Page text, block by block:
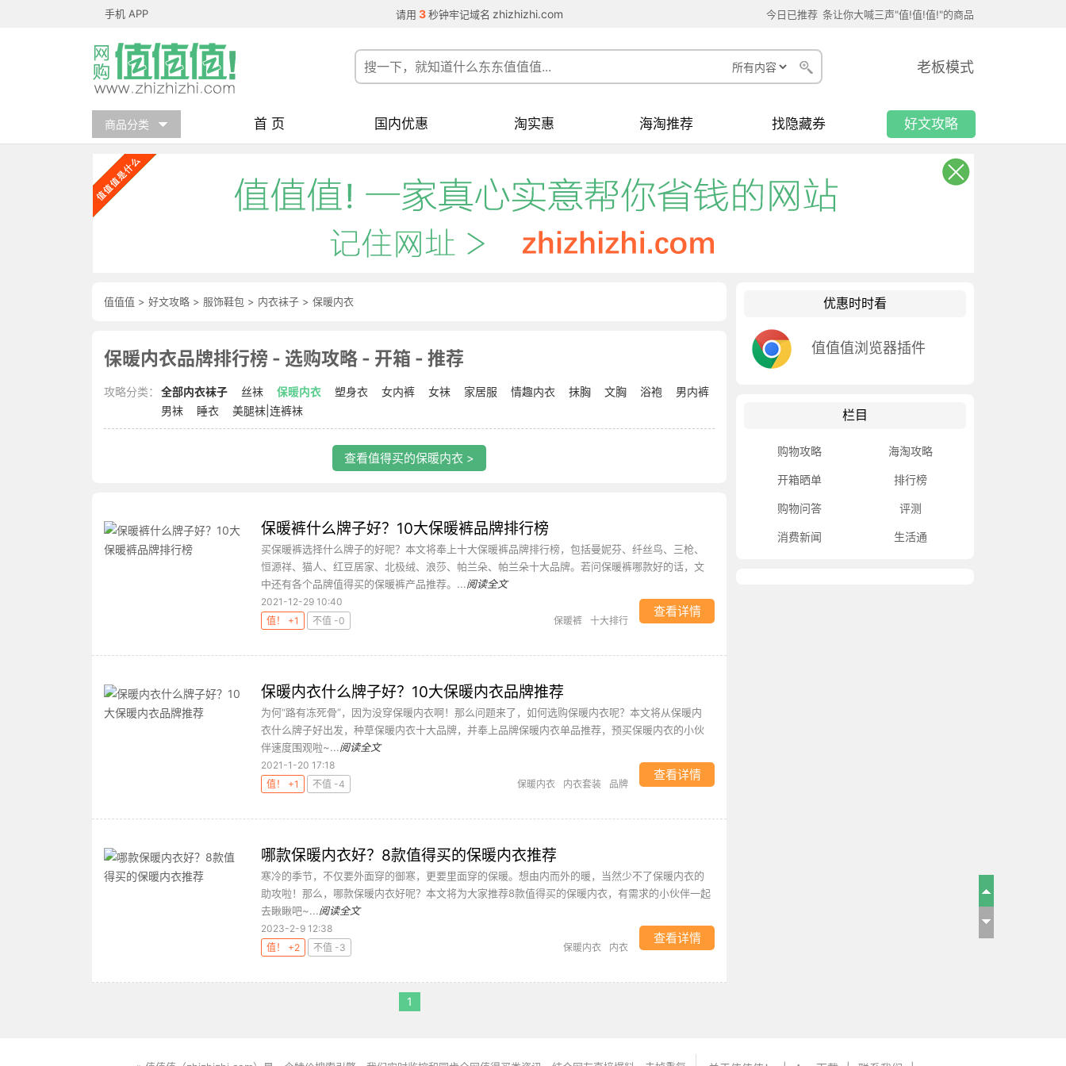
手机 APP 请用 3 秒钟牢记域名 zhizhizhi.com 今日已推荐 条让你大喊三声"值!值!值!"的商品
老板模式
商品分类 首 页 国内优惠 淘实惠 海淘推荐 找隐藏券 好文攻略
值值值 > 好文攻略 > 服饰鞋包 > 内衣袜子 > 保暖内衣
保暖内衣品牌排行榜 - 选购攻略 - 开箱 - 推荐
攻略分类： 全部内衣袜子 丝袜 保暖内衣 塑身衣 女内裤 女袜 家居服 情趣内衣 抹胸 文胸 浴袍
男内裤
男袜
睡衣 美腿袜|连裤袜
查看值得买的保暖内衣 >
保暖裤什么牌子好？10大保暖裤品牌排行榜
买保暖裤选择什么牌子的好呢？本文将奉上十大保暖裤品牌排行榜，包括曼妮芬、纤丝鸟、三枪、
恒源祥、猫人、红豆居家、北极绒、浪莎、帕兰朵、帕兰朵十大品牌。若问保暖裤哪款好的话，文
中还有各个品牌值得买的保暖裤产品推荐。...阅读全文
2021-12-29 10:40
值！ +1
不值 -0 保暖裤 十大排行
查看详情
保暖内衣什么牌子好？10大保暖内衣品牌推荐
为何“路有冻死骨”，因为没穿保暖内衣啊！那么问题来了，如何选购保暖内衣呢？本文将从保暖内
衣什么牌子好出发，种草保暖内衣十大品牌，并奉上品牌保暖内衣单品推荐，预买保暖内衣的小伙
伴速度围观啦~...阅读全文
2021-1-20 17:18
值！ +1
不值 -4 保暖内衣 内衣套装 品牌
查看详情
哪款保暖内衣好？8款值得买的保暖内衣推荐
寒冷的季节，不仅要外面穿的御寒，更要里面穿的保暖。想由内而外的暖，当然少不了保暖内衣的
助攻啦！那么，哪款保暖内衣好呢？本文将为大家推荐8款值得买的保暖内衣，有需求的小伙伴一起
去瞅瞅吧~...阅读全文
2023-2-9 12:38
值！ +2
不值 -3 保暖内衣 内衣
查看详情
1
优惠时时看
值值值浏览器插件
栏目
购物攻略 海淘攻略
开箱晒单 排行榜
购物问答 评测
消费新闻 生活通